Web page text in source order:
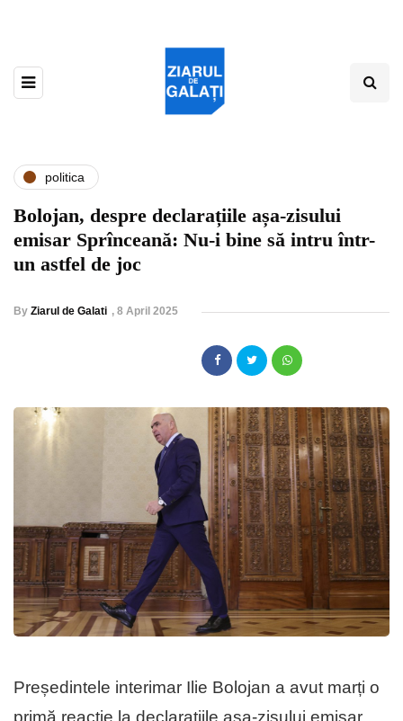
politica
Bolojan, despre declarațiile așa-zisului
emisar Sprînceană: Nu-i bine să intru într-
un astfel de joc
By Ziarul de Galati , 8 April 2025
Președintele interimar Ilie Bolojan a avut marți o
primă reacție la declarațiile așa-zisului emisar